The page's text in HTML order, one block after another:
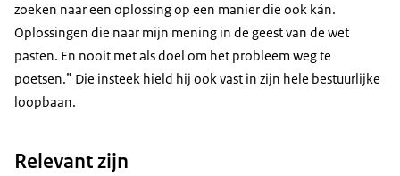
zoeken naar een oplossing op een manier die ook kán.
Oplossingen die naar mijn mening in de geest van de wet
pasten. En nooit met als doel om het probleem weg te
poetsen.” Die insteek hield hij ook vast in zijn hele bestuurlijke
loopbaan.
Relevant zijn